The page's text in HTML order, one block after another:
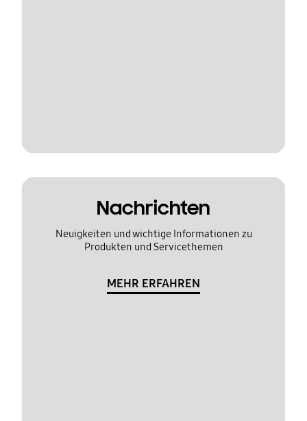
Nachrichten
Neuigkeiten und wichtige Informationen zu
Produkten und Servicethemen
MEHR ERFAHREN